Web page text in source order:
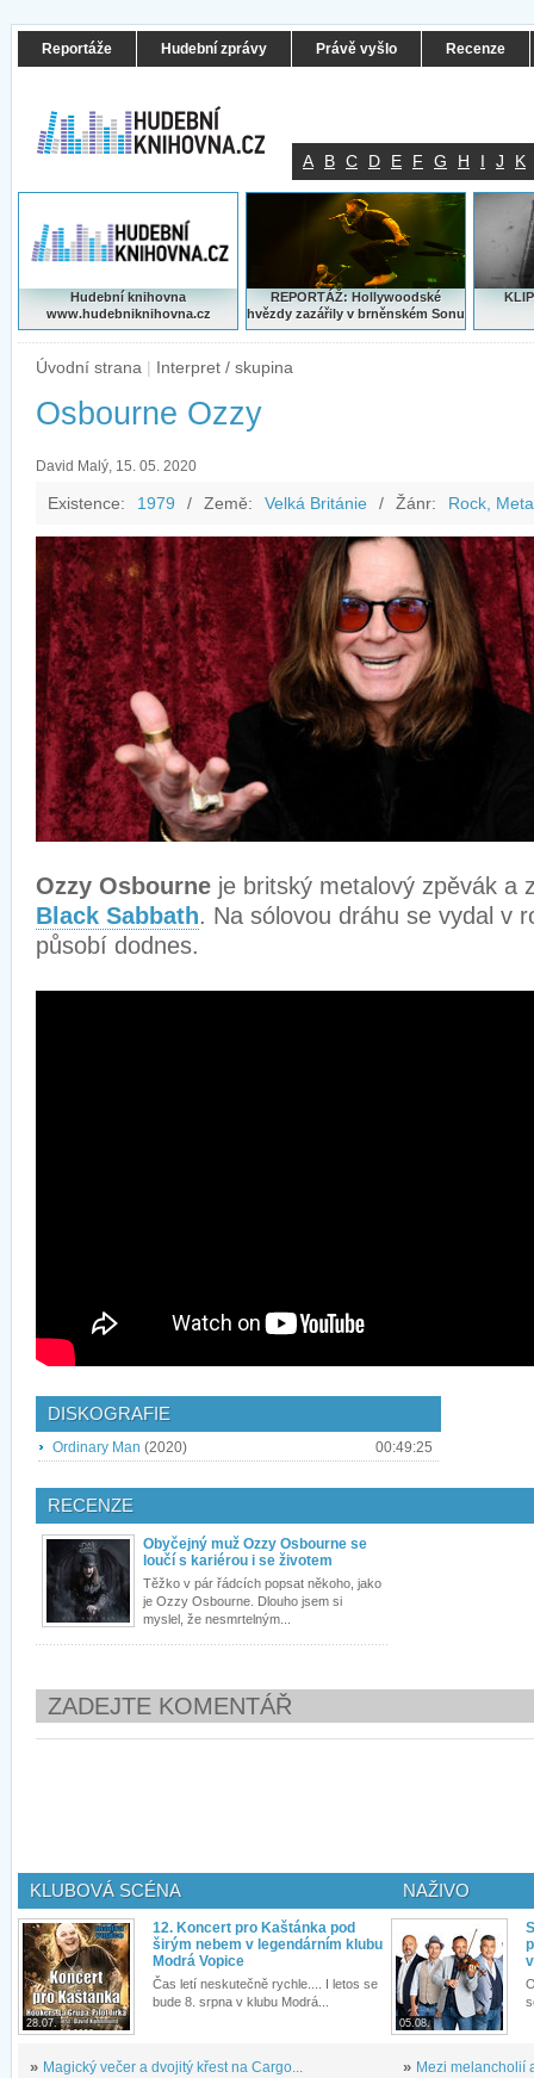
Reportáže Hudební zprávy Právě vyšlo Recenze
A B C D E F G H I J K
Hudební knihovna
www.hudebniknihovna.cz
REPORTÁŽ: Hollywoodské
hvězdy zazářily v brněnském Sonu
Úvodní strana | Interpret / skupina
Osbourne Ozzy
David Malý, 15. 05. 2020
Existence: 1979 / Země: Velká Británie / Žánr: Rock,
Ozzy Osbourne je britský metalový zpěvák a
Black Sabbath. Na sólovou dráhu se vydal v
působí dodnes.
DISKOGRAFIE
Ordinary Man (2020) 00:49:25
RECENZE
Obyčejný muž Ozzy Osbourne se
loučí s kariérou i se životem
Těžko v pár řádcích popsat někoho, jako
je Ozzy Osbourne. Dlouho jsem si
myslel, že nesmrtelným...
ZADEJTE KOMENTÁŘ
KLUBOVÁ SCÉNA
28.07.
12. Koncert pro Kaštánka pod
širým nebem v legendárním klubu
Modrá Vopice
Čas letí neskutečně rychle.... I letos se
bude 8. srpna v klubu Modrá...
» Magický večer a dvojitý křest na Cargo...
NAŽIVO
05.08.
» Mezi melancholií